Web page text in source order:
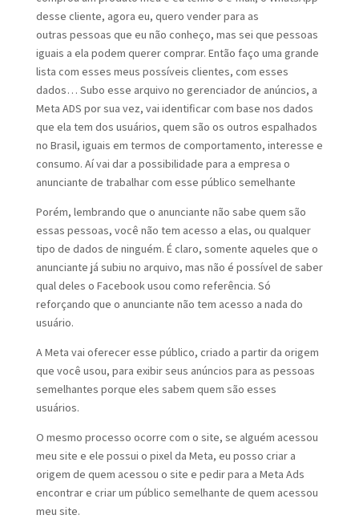
desse cliente, agora eu, quero vender para as
outras pessoas que eu não conheço, mas sei que pessoas
iguais a ela podem querer comprar. Então faço uma grande
lista com esses meus possíveis clientes, com esses
dados… Subo esse arquivo no gerenciador de anúncios, a
Meta ADS por sua vez, vai identificar com base nos dados
que ela tem dos usuários, quem são os outros espalhados
no Brasil, iguais em termos de comportamento, interesse e
consumo. Aí vai dar a possibilidade para a empresa o
anunciante de trabalhar com esse público semelhante
Porém, lembrando que o anunciante não sabe quem são
essas pessoas, você não tem acesso a elas, ou qualquer
tipo de dados de ninguém. É claro, somente aqueles que o
anunciante já subiu no arquivo, mas não é possível de saber
qual deles o Facebook usou como referência. Só
reforçando que o anunciante não tem acesso a nada do
usuário.
A Meta vai oferecer esse público, criado a partir da origem
que você usou, para exibir seus anúncios para as pessoas
semelhantes porque eles sabem quem são esses
usuários.
O mesmo processo ocorre com o site, se alguém acessou
meu site e ele possui o pixel da Meta, eu posso criar a
origem de quem acessou o site e pedir para a Meta Ads
encontrar e criar um público semelhante de quem acessou
meu site.